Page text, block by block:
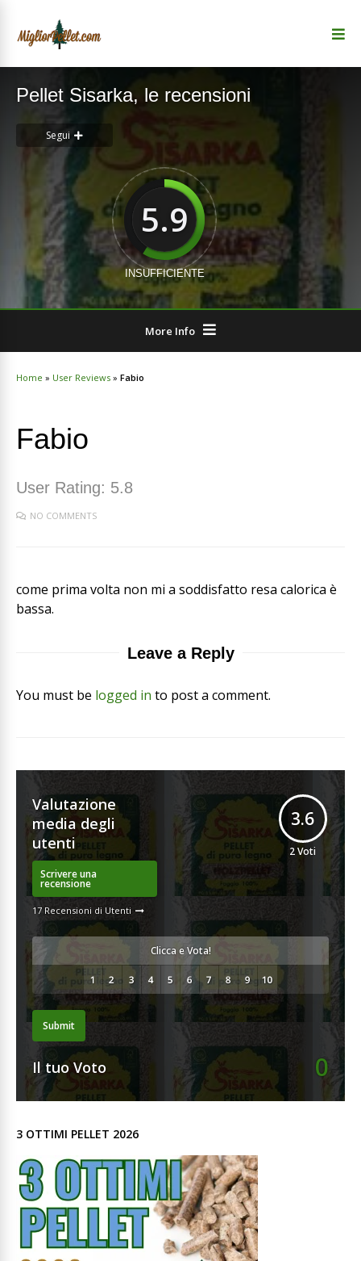
Pellet Sisarka, le recensioni
Segui
5.9
INSUFFICIENTE
More Info
Home » User Reviews » Fabio
Fabio
User Rating: 5.8
NO COMMENTS
come prima volta non mi a soddisfatto resa calorica è
bassa.
Leave a Reply
You must be logged in to post a comment.
Valutazione
media degli
utenti
Scrivere una
recensione
17 Recensioni di Utenti
3.6
2Voti
Clicca e Vota!
Submit
Il tuo Voto 0
3 OTTIMI PELLET 2026